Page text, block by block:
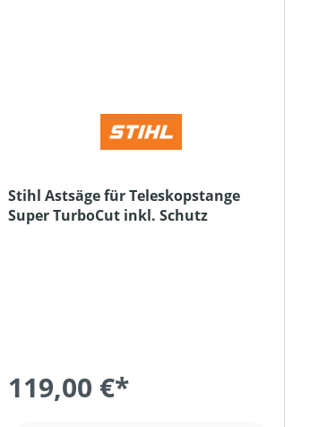
Stihl Astsäge für Teleskopstange
Super TurboCut inkl. Schutz
119,00 €*